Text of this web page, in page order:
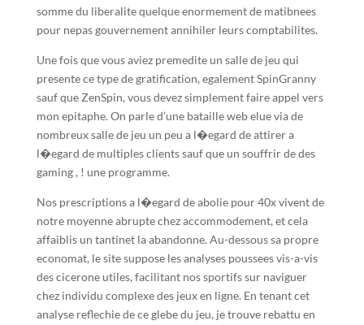
somme du liberalite quelque enormement de matibnees
pour nepas gouvernement annihiler leurs comptabilites.
Une fois que vous aviez premedite un salle de jeu qui
presente ce type de gratification, egalement SpinGranny
sauf que ZenSpin, vous devez simplement faire appel vers
mon epitaphe. On parle d’une bataille web elue via de
nombreux salle de jeu un peu a l�egard de attirer a
l�egard de multiples clients sauf que un souffrir de des
gaming , ! une programme.
Nos prescriptions a l�egard de abolie pour 40x vivent de
notre moyenne abrupte chez accommodement, et cela
affaiblis un tantinet la abandonne. Au-dessous sa propre
economat, le site suppose les analyses poussees vis-a-vis
des cicerone utiles, facilitant nos sportifs sur naviguer
chez individu complexe des jeux en ligne. En tenant cet
analyse reflechie de ce glebe du jeu, je trouve rebattu en